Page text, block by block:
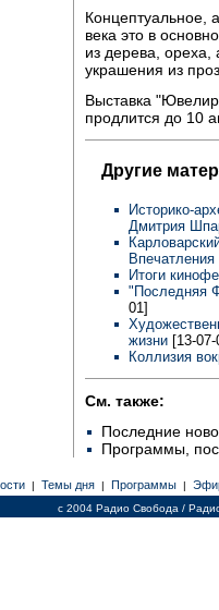
Концептуальное,
века это в
из дерева,
украшения из
Выставка
продлится до 10
Другие
Историко-
Дмитрия
Итоги
"Последняя
01]
жизни [13-
Коллизия
См. также:
Последние
Программы,
| Темы дня | Программы |
c 2004 Радио Свобода /